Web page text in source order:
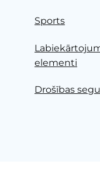
Sports
elementi
Drošības